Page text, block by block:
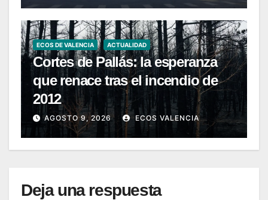
ECOS DE VALENCIA ACTUALIDAD
Cortes de Pallás: la esperanza
que renace tras el incendio de
2012
AGOSTO 9, 2026 ECOS VALENCIA
Deja una respuesta